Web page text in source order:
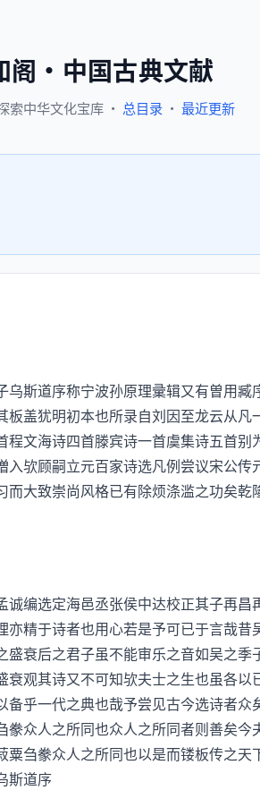
阁 · 中国古典文献
索中华文化宝库 · 总目录 · 最近更新
道序称宁波孙原理彚辑又有曽用臧
盖犹明初本也所录自刘因至龙云从
文海诗四首滕宾诗一首虞集诗五首
欤顾嗣立元百家诗选凡例尝议宋公
大致崇尚风格已有除烦涤滥之功矣乾
编选定海邑丞张侯中达校正其子再昌
精于诗者也用心若是予可已于言哉
衰后之君子虽不能审乐之音如吴之
观其诗又不可知欤夫士之生也虽各
乎一代之典也哉予尝见古今选诗者
众人之所同也众人之所同者则善矣
刍豢众人之所同也以是而镂板传之
斯道序